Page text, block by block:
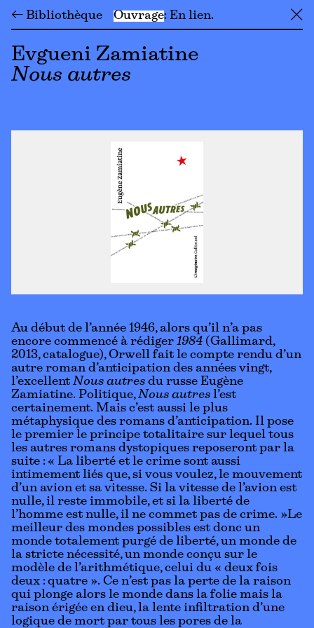
← Bibliothèque Ouvrage En lien ╳
Evgueni Zamiatine
Nous autres
Au début de l’année 1946, alors qu’il n’a pas
encore commencé à rédiger 1984 (Gallimard,
2013,catalogue), Orwell fait le compte rendu d’un
autre roman d’anticipation des années vingt,
l’excellent Nous autres du russe Eugène
Zamiatine. Politique,Nous autres l’est
certainement. Mais c’est aussi le plus
métaphysique des romans d’anticipation. Il pose
le premier le principe totalitaire sur lequel tous
les autres romans dystopiques reposeront par la
suite : « La liberté et le crime sont aussi
intimement liés que, si vous voulez, le mouvement
d’un avion et sa vitesse. Si la vitesse de l’avion est
nulle, il reste immobile, et si la liberté de
l’homme est nulle, il ne commet pas de crime. »Le
meilleur des mondes possibles est donc un
monde totalement purgé de liberté, un monde de
la stricte nécessité, un monde conçu sur le
modèle de l’arithmétique, celui du « deux fois
deux : quatre ». Ce n’est pas la perte de la raison
qui plonge alors le monde dans la folie mais la
raison érigée en dieu, la lente infiltration d’une
logique de mort par tous les pores de la